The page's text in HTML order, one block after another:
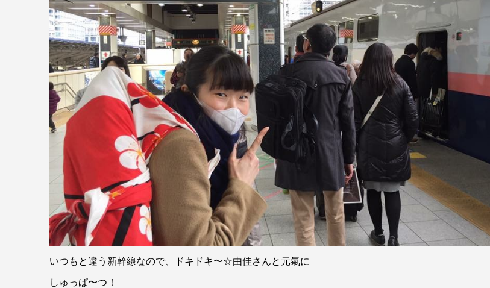
いつもと違う新幹線なので、ドキドキ〜☆由佳さんと元氣に
しゅっぱ〜つ！